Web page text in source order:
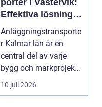
porter i Västervik:
Effektiva lösningar
för bygg och
markarbete
Anläggningstransporte
r Kalmar län är en
central del av varje
bygg och markprojekt i
o...
10 juli 2026